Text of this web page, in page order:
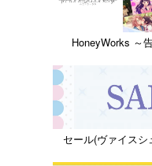
HoneyWorks ～
セール(ヴァイス